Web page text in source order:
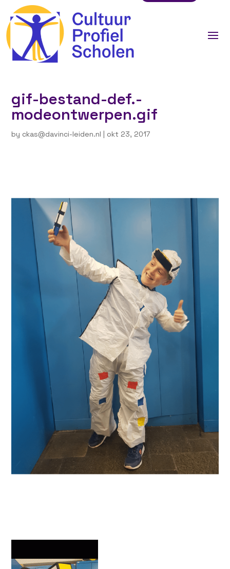
gif-bestand-def.-
modeontwerpen.gif
by ckas@davinci-leiden.nl | okt 23, 2017